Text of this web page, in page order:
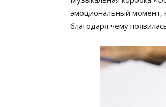
эмоциональный момент,
благодаря чему